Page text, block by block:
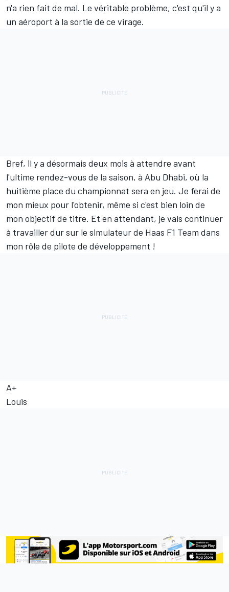
n'a rien fait de mal. Le véritable problème, c'est qu'il y a
un aéroport à la sortie de ce virage.
Bref, il y a désormais deux mois à attendre avant
l'ultime rendez-vous de la saison, à Abu Dhabi, où la
huitième place du championnat sera en jeu. Je ferai de
mon mieux pour l'obtenir, même si c'est bien loin de
mon objectif de titre. Et en attendant, je vais continuer
à travailler dur sur le simulateur de Haas F1 Team dans
mon rôle de pilote de développement !
A+
Louis